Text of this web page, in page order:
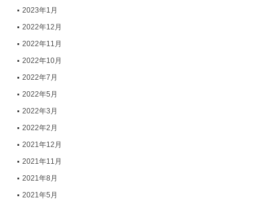
2023年1月
2022年12月
2022年11月
2022年10月
2022年7月
2022年5月
2022年3月
2022年2月
2021年12月
2021年11月
2021年8月
2021年5月